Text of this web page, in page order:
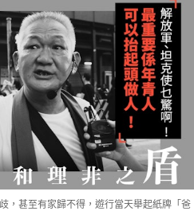
，甚至有家歸不得，遊行當天舉起紙牌「爸